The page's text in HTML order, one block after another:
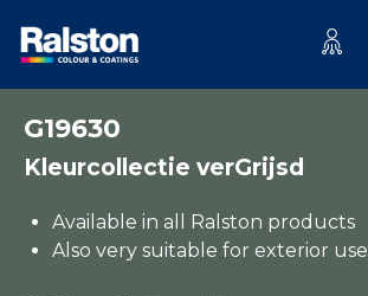
G19630
Kleurcollectie verGrijsd
Available in all Ralston products
Also very suitable for exterior use